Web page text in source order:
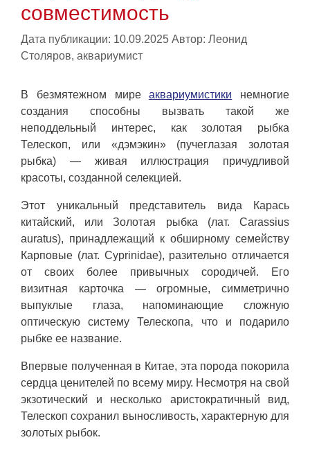
совместимость
Дата публикации: 10.09.2025 Автор: Леонид
Столяров, аквариумист
В безмятежном миреаквариумистики немногие
создания способны вызвать такой же
неподдельный интерес, как золотая рыбка
Телескоп, или «дэмэкин» (пучеглазая золотая
рыбка) — живая иллюстрация причудливой
красоты, созданной селекцией.
Этот уникальный представитель вида Карась
китайский, или Золотая рыбка (лат. Carassius
auratus), принадлежащий к обширному семейству
Карповые (лат. Cyprinidae), разительно отличается
от своих более привычных сородичей. Его
визитная карточка — огромные, симметрично
выпуклые глаза, напоминающие сложную
оптическую систему Телескопа, что и подарило
рыбке ее название.
Впервые полученная в Китае, эта порода покорила
сердца ценителей по всему миру. Несмотря на свой
экзотический и несколько аристократичный вид,
Телескоп сохранил выносливость, характерную для
золотых рыбок.